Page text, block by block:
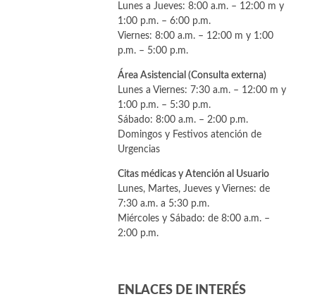
Lunes a Jueves: 8:00 a.m. – 12:00 m y
1:00 p.m. – 6:00 p.m.
Viernes: 8:00 a.m. – 12:00 m y 1:00
p.m. – 5:00 p.m.
Área Asistencial (Consulta externa)
Lunes a Viernes: 7:30 a.m. – 12:00 m y
1:00 p.m. – 5:30 p.m.
Sábado: 8:00 a.m. – 2:00 p.m.
Domingos y Festivos atención de
Urgencias
Citas médicas y Atención al Usuario
Lunes, Martes, Jueves y Viernes: de
7:30 a.m. a 5:30 p.m.
Miércoles y Sábado: de 8:00 a.m. –
2:00 p.m.
ENLACES DE INTERÉS